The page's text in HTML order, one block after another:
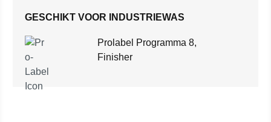
GESCHIKT VOOR INDUSTRIEWAS
Prolabel Programma 8,
Finisher